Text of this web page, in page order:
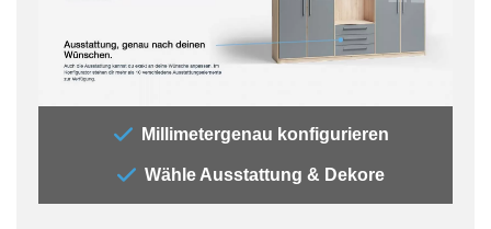
Millimetergenau konfigurieren
Wähle Ausstattung & Dekore